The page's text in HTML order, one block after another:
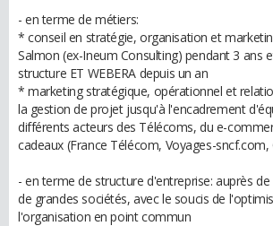
- en terme de métiers:
* conseil en stratégie, organisation et
Salmon (ex-Ineum Consulting) pendant 3 ans
structure ET WEBERA depuis un an
* marketing stratégique, opérationnel et
la gestion de projet jusqu'à l'encadrement
différents acteurs des Télécoms, du e-
cadeaux (France Télécom, Voyages-sncf.com,
- en terme de structure d'entreprise: auprès
de grandes sociétés, avec le soucis de
l'organisation en point commun